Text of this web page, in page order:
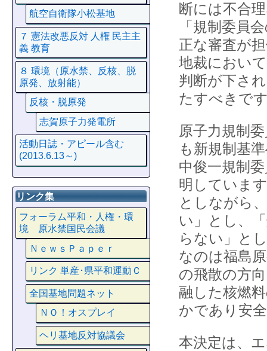
断には不合
「規制委員
正な審査が
地裁におい
判断が下さ
たすべきで
原子力規制
も新規制基
中俊一規制
明していま
としながら
い」とし、
らない」と
なのは福島
の飛散の方
融した核燃
かであり安
本決定は、
航空自衛隊小松基地
７ 憲法改悪反対 人権 民主主
義 教育
８ 環境（原水禁、反核、脱
原発、放射能）
反核・脱原発
志賀原子力発電所
活動日誌・アピール含む
(2013.6.13～)
リンク集
フォーラム平和・人権・環
境 原水禁国民会議
ＮｅｗｓＰａｐｅｒ
リンク 単産･県平和運動Ｃ
全国基地問題ネット
ＮＯ！オスプレイ
ヘリ基地反対協議会